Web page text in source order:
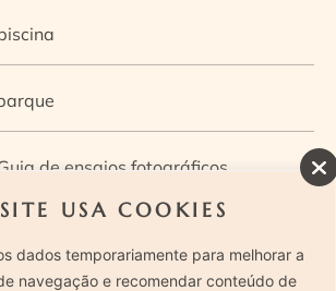
SITE USA COOKIES
dados temporariamente para melhorar a
navegação e recomendar conteúdo de
de ensaios fotográficos
como a fotografia ajuda a
e a identidade da criança